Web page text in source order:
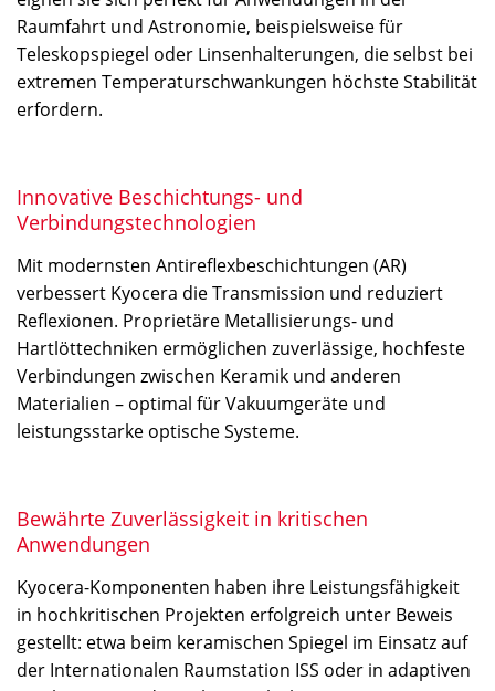
Raumfahrt und Astronomie, beispielsweise für
Teleskopspiegel oder Linsenhalterungen, die selbst bei
extremen Temperaturschwankungen höchste Stabilität
erfordern.
Innovative Beschichtungs- und
Verbindungstechnologien
Mit modernsten Antireflexbeschichtungen (AR)
verbessert Kyocera die Transmission und reduziert
Reflexionen. Proprietäre Metallisierungs- und
Hartlöttechniken ermöglichen zuverlässige, hochfeste
Verbindungen zwischen Keramik und anderen
Materialien – optimal für Vakuumgeräte und
leistungsstarke optische Systeme.
Bewährte Zuverlässigkeit in kritischen
Anwendungen
Kyocera-Komponenten haben ihre Leistungsfähigkeit
in hochkritischen Projekten erfolgreich unter Beweis
gestellt: etwa beim keramischen Spiegel im Einsatz auf
der Internationalen Raumstation ISS oder in adaptiven